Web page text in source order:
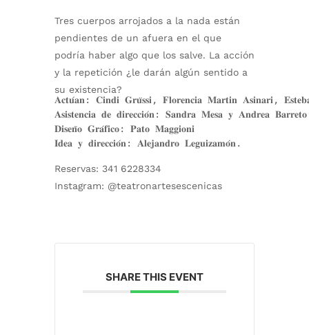
Tres cuerpos arrojados a la nada están
pendientes de un afuera en el que
podría haber algo que los salve. La acción
y la repetición ¿le darán algún sentido a
su existencia?
𝐀𝐜𝐭𝐮́𝐚𝐧: 𝐂𝐢𝐧𝐝𝐢 𝐆𝐫𝐮̈𝐬𝐬𝐢, 𝐅𝐥𝐨𝐫𝐞𝐧𝐜𝐢𝐚 𝐌𝐚𝐫𝐭𝐢𝐧 𝐀𝐬𝐢𝐧𝐚𝐫𝐢,
𝐀𝐬𝐢𝐬𝐭𝐞𝐧𝐜𝐢𝐚 𝐝𝐞 𝐝𝐢𝐫𝐞𝐜𝐜𝐢𝐨́𝐧: 𝐒𝐚𝐧𝐝𝐫𝐚 𝐌𝐞𝐬𝐚 𝐲 𝐀𝐧𝐝𝐫𝐞𝐚
𝐃𝐢𝐬𝐞𝐧̃𝐨 𝐆𝐫𝐚́𝐟𝐢𝐜𝐨: 𝐏𝐚𝐭𝐨 𝐌𝐚𝐠𝐠𝐢𝐨𝐧𝐢
𝐈𝐝𝐞𝐚 𝐲 𝐝𝐢𝐫𝐞𝐜𝐜𝐢𝐨́𝐧: 𝐀𝐥𝐞𝐣𝐚𝐧𝐝𝐫𝐨 𝐋𝐞𝐠𝐮𝐢𝐳𝐚𝐦𝐨́𝐧.
Reservas: 341 6228334
Instagram: @teatronartesescenicas
SHARE THIS EVENT